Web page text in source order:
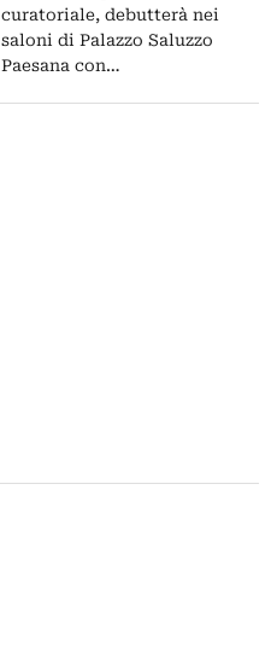
curatoriale, debutterà nei
saloni di Palazzo Saluzzo
Paesana con…